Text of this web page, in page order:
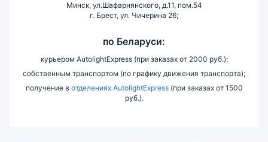
Минск, ул.Шафарнянского, д.11, пом.54
г. Брест, ул. Чичерина 26;
по Беларуси:
курьером AutolightExpress (при заказах от 2000 руб.);
собственным транспортом (по графику движения транспорта);
получение в отделениях AutolightExpress(при заказах от 1500
руб.).